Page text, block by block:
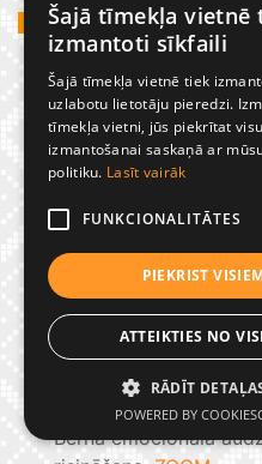
SKOLAS KONTAKTI
Kontakttālruņi:
Direktors: 65322749
Kanceleja: 65322084
Preiļu Novada
nodarbības:
Iekļaujošā izglītība
un kā tos atpazīt?
Runāt, sadzirdēt, būt
Komunikācija un
jauniešiem.
Bērna emocionālā
Šajā tīmekļa vietnē
izmantoti sīkfaili
Šajā tīmekļa vietnē tiek
uzlabotu lietotāju pieredzi.
tīmekļa vietni, jūs piekrītat
izmantošanai saskaņā ar
politiku. Lasīt vairāk
FUNKCIONALITĀTES
PIEKRIST
ATTEIKTIES NO
RĀDĪT
POWERED BY